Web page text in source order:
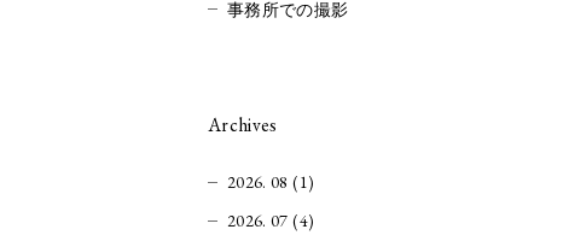
事務所での撮影
Archives
2026. 08 (1)
2026. 07 (4)